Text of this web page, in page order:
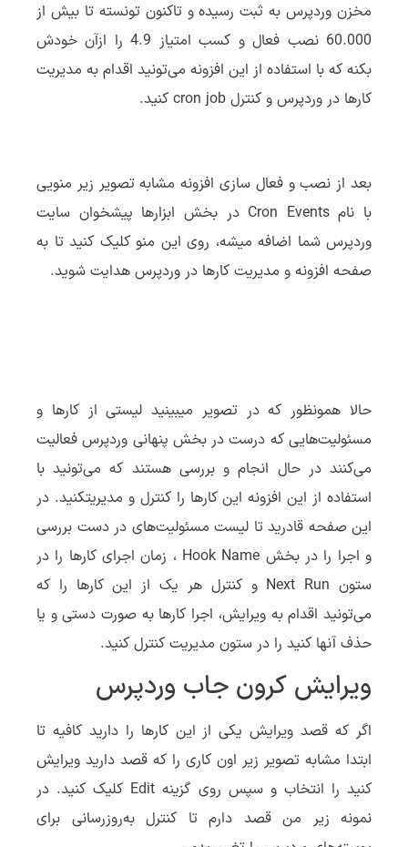
مخزن وردپرس به ثبت رسیده و تاکنون تونسته تا بیش از
60.000 نصب فعال و کسب امتیاز 4.9 را ازآن خودش
بکنه که با استفاده از این افزونه می‌تونید اقدام به مدیریت
کارها در وردپرس و کنترل cron job کنید.
بعد از نصب و فعال سازی افزونه مشابه تصویر زیر منویی
با نام Cron Events در بخش ابزارها پیشخوان سایت
وردپرس شما اضافه میشه، روی این منو کلیک کنید تا به
صفحه افزونه و مدیریت کارها در وردپرس هدایت شوید.
حالا همونظور که در تصویر میبینید لیستی از کارها و
مسئولیت‌هایی که درست در بخش پنهانی وردپرس فعالیت
می‌کنند در حال انجام و بررسی هستند که می‌تونید با
استفاده از این افزونه این کارها را کنترل و مدیریتکنید. در
این صفحه قادرید تا لیست مسئولیت‌های در دست بررسی
و اجرا را در بخش Hook Name ، زمان اجرای کارها را در
ستون Next Run و کنترل هر یک از این کارها را که
می‌تونید اقدام به ویرایش، اجرا کارها به صورت دستی و یا
حذف آنها کنید را در ستون مدیریت کنترل کنید.
ویرایش کرون جاب وردپرس
اگر که قصد ویرایش یکی از این کارها را دارید کافیه تا
ابتدا مشابه تصویر زیر اون کاری را که قصد دارید ویرایش
کنید را انتخاب و سپس روی گزینه Edit کلیک کنید. در
نمونه زیر من قصد دارم تا کنترل به‌روزرسانی برای